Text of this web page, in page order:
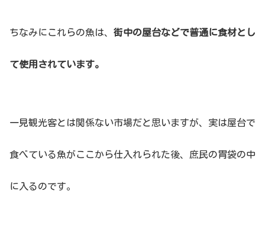
ちなみにこれらの魚は、 街中の屋台などで普通に食材とし
て使用されています。
一見観光客とは関係ない市場だと思いますが、実は屋台で
食べている魚がここから仕入れられた後、庶民の胃袋の中
に入るのです。